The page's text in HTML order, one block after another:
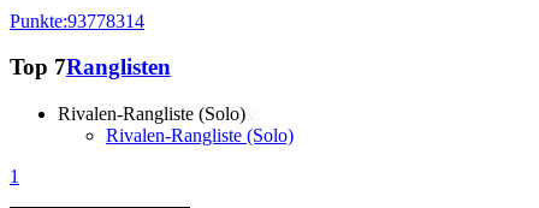
Punkte:93778314
Top 7Ranglisten
Rivalen-Rangliste (Solo)
Rivalen-Rangliste (Solo)
1